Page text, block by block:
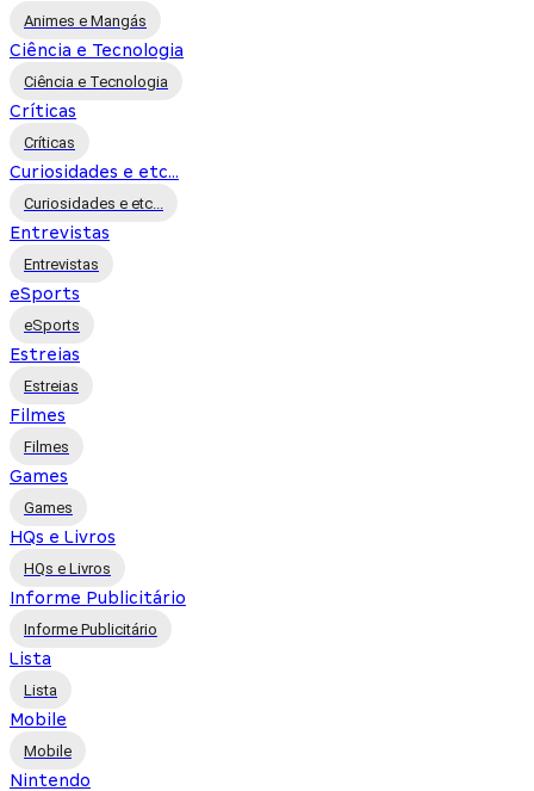
Animes e Mangás
Ciência e Tecnologia
Ciência e Tecnologia
Críticas
Críticas
Curiosidades e etc...
Curiosidades e etc...
Entrevistas
Entrevistas
eSports
eSports
Estreias
Estreias
Filmes
Filmes
Games
Games
HQs e Livros
HQs e Livros
Informe Publicitário
Informe Publicitário
Lista
Lista
Mobile
Mobile
Nintendo